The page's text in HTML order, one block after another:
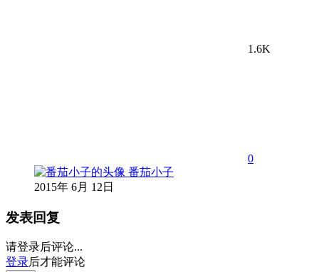
1.6K
0
番茄小子
2015年 6月 12日
发表回复
请登录后评论...
登录后才能评论